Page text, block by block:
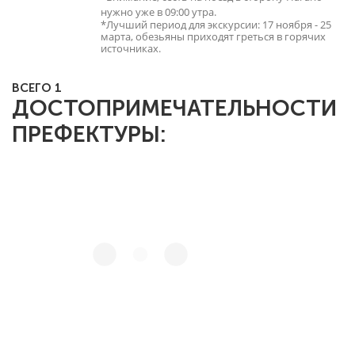
нужно уже в 09:00 утра.
*Лучший период для экскурсии: 17 ноября - 25
марта, обезьяны приходят греться в горячих
источниках.
ВСЕГО 1
ДОСТОПРИМЕЧАТЕЛЬНОСТИ
ПРЕФЕКТУРЫ: